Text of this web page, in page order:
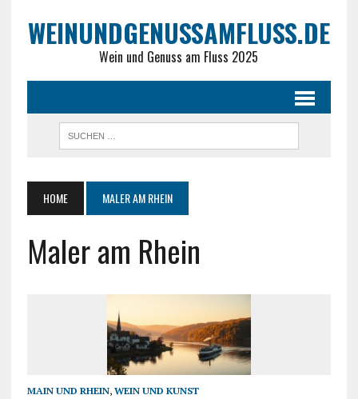
WEINUNDGENUSSAMFLUSS.DE
Wein und Genuss am Fluss 2025
HOME MALER AM RHEIN
Maler am Rhein
MAIN UND RHEIN, WEIN UND KUNST